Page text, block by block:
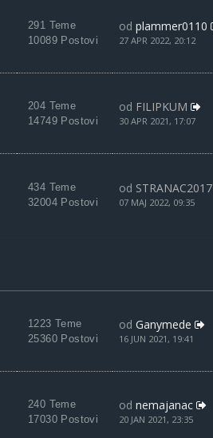
291 Teme
10089 Postovi
od plammer0110
27 APR 2022, 20:12
204 Teme
14749 Postovi
od FILIPKUM
30 APR 2021, 17:07
434 Teme
32004 Postovi
od STRANAC2017
07 MAJ 2022, 09:35
1223 Teme
25360 Postovi
od Ganymede
16 JUN 2021, 19:41
240 Teme
17030 Postovi
od nemajanac
20 JAN 2021, 23:35